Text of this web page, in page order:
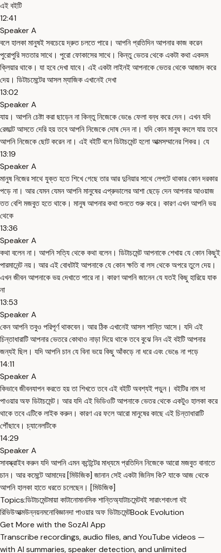
এই বইটি
12:41
Speaker A
বলে হালকা মানুষই সবচেয়ে দ্রুত চলতে পারে। আপনি প্রতিদিন আপনার কাজ করেন
পুরোপুরি সততার সাথে। পুরো ফোকাসের সাথে। কিন্তু ভেতর থেকে একটা কথা একদম
ক্লিয়ার থাকে। যা হবে দেখা যাবে। এই একটা লাইনই আপনাকে ভেতর থেকে আজাদ করে
দেয়। ডিটাচমেন্টের আসল ম্যাজিক এখানেই দেখা
13:02
Speaker A
যায়। আপনি চেষ্টা করা ছাড়েন না কিন্তু নিজেকে ভেঙে ফেলা বন্ধ করে দেন। এখন যদি
রেজাল্ট আসতে দেরি হয় তবে আপনি নিজেকে দোষ দেন না। যদি কোন মানুষ বদলে যায় তবে
আপনি নিজেকে ছোট করেন না। এই বইটি বলে ডিটাচমেন্ট হলো আত্মসম্মানের শিকর। যে
13:19
Speaker A
মানুষ নিজের সাথে যুক্ত হতে শিখে গেছে তার আর দুনিয়ার সাথে লেপটে থাকার কোন দরকার
পড়ে না। আর যেমন যেমন আপনি মানুষের এপ্রুভালের আশা ছেড়ে দেন আপনার আওয়াজ
তত বেশি মজবুত হতে থাকে। মানুষ আপনার কথা শুনতে শুরু করে। কারণ এখন আপনি ভয়
থেকে
13:36
Speaker A
কথা বলেন না। আপনি সত্যি থেকে কথা বলেন। ডিটাচমেন্ট আপনাকে শেখায় যে কোন কিছুই
পারমানেন্ট নয়। আর এই বোধটাই আপনাকে যে কোন ক্ষতি বা লস থেকে অপরে তুলে দেয়।
এখন জীবন আপনাকে ভয় দেখাতে পারে না। কারণ আপনি জানেন যে যতই কিছু হারিয়ে যাক
না
13:53
Speaker A
কেন আপনি তবুও পরিপূর্ণ থাকবেন। আর ঠিক এখানেই আসল শান্তি আসে। যদি এই
চিন্তাধারাটি আপনার ভেতরে কোথাও নাড়া দিয়ে থাকে তবে বুঝে নিন এই বইটি আপনার
জন্যই ছিল। যদি আপনি চান যে বিনা ভয়ে কিছু আঁকড়ে না ধরে এবং ভেঙে না পড়ে
14:11
Speaker A
কিভাবে জীবনযাপন করতে হয় তা শিখতে তবে এই বইটি অবশ্যই পড়ুন। বইটির নাম দা
পাওয়ার অফ ডিটাচমেন্ট। আর যদি এই ভিডিওটি আপনাকে ভেতর থেকে একটুও হালকা করে
থাকে তবে এটিকে লাইক করুন। কারণ এর ফলে আরো মানুষের কাছে এই চিন্তাধারাটি
পৌঁছাবে। চ্যানেলটিকে
14:29
Speaker A
সাবস্ক্রাইব করুন যদি আপনি এমন কন্টেন্টের মাধ্যমে প্রতিদিন নিজেকে আরো মজবুত বানাতে
চান। আর কমেন্টে আমাদের [মিউজিক] জানান সেই একটা জিনিস কি? যাকে আজ থেকে
আপনি হালকা হাতে ধরতে চলেছেন। [মিউজিক]
Topics:ডিটাচমেন্টমায়া কাটানোমানসিক শান্তিঅ্যাটাচমেন্টবই সারাংশবাংলা বই
রিভিউআত্মউন্নয়নমনোবিজ্ঞানদা পাওয়ার অফ ডিটাচমেন্টBook Evolution
Get More with the SozAI App
Transcribe recordings, audio files, and YouTube videos —
with AI summaries, speaker detection, and unlimited